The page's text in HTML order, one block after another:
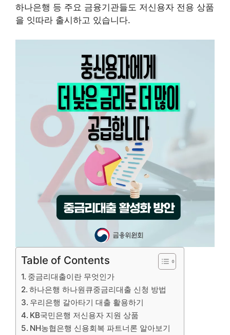
하나은행 등 주요 금융기관들도 저신용자 전용 상품
을 잇따라 출시하고 있습니다.
Table of Contents
중금리대출이란 무엇인가
하나은행 하나원큐중금리대출 신청 방법
우리은행 갈아타기 대출 활용하기
KB국민은행 저신용자 지원 상품
NH농협은행 신용회복 파트너론 알아보기